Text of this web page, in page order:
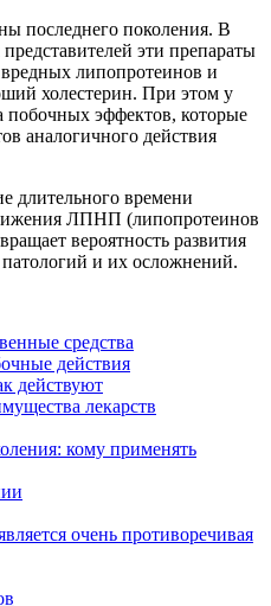
последнего поколения. В
эти препараты
липопротеинов и
холестерин. При этом у
побочных эффектов, которые
аналогичного действия
длительного времени
ЛПНП (липопротеинов
вероятность развития
и их осложнений.
средства
действия
действуют
лекарств
кому применять
очень противоречивая